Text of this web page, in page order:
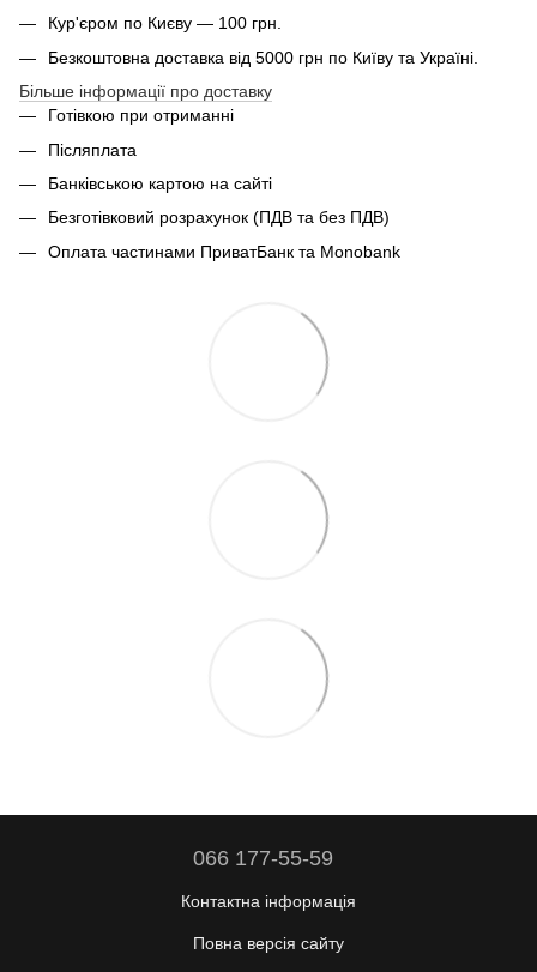
Кур'єром по Києву — 100 грн.
Безкоштовна доставка від 5000 грн по Київу та Україні.
Більше інформації про доставку
Готівкою при отриманні
Післяплата
Банківською картою на сайті
Безготівковий розрахунок (ПДВ та без ПДВ)
Оплата частинами ПриватБанк та Monobank
066 177-55-59
Контактна інформація
Повна версія сайту